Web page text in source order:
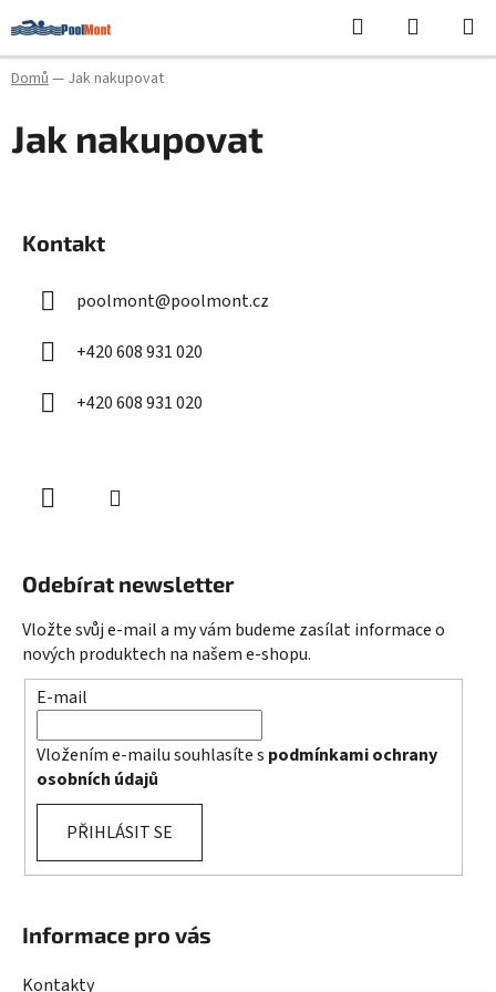
na
obsah
Hledat
KOŠÍK
Domů— Jak nakupovat
Jak nakupovat
Kontakt
poolmont@poolmont.cz
+420 608 931 020
+420 608 931 020
Odebírat newsletter
Vložte svůj e-mail a my vám budeme zasílat informace o
nových produktech na našem e-shopu.
E-mail
Vložením e-mailu souhlasíte s podmínkami ochrany
osobních údajů
PŘIHLÁSIT SE
Informace pro vás
Kontakty